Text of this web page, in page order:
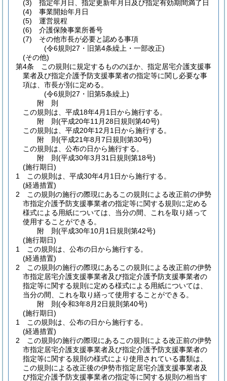
(3)
指定年月日、指定更新年月日及び指定有効期間満了日
(4)
事業開始年月日
(5)
運営規程
(6)
介護保険事業所番号
(7)
その他市長が必要と認める事項
(令6規則27・旧第4条繰上・一部改正)
(その他)
第4条
この規則に規定するもののほか、指定居宅介護支援事
業者及び指定介護予防支援事業者の指定等に関し必要な事
項は、市長が別に定める。
(令6規則27・旧第5条繰上)
附 則
この規則は、平成18年4月1日から施行する。
附 則(平成20年11月28日規則第40号)
この規則は、平成20年12月1日から施行する。
附 則(平成21年8月7日規則第30号)
この規則は、公布の日から施行する。
附 則(平成30年3月31日規則第18号)
(施行期日)
1
この規則は、平成30年4月1日から施行する。
(経過措置)
2
この規則の施行の際現にあるこの規則による改正前の伊勢
市指定介護予防支援事業者の指定等に関する規則に定める
様式による用紙については、当分の間、これを取り繕って
使用することができる。
附 則(平成30年10月1日規則第42号)
(施行期日)
1
この規則は、公布の日から施行する。
(経過措置)
2
この規則の施行の際現にあるこの規則による改正前の伊勢
市指定居宅介護支援事業者及び指定介護予防支援事業者の
指定等に関する規則に定める様式による用紙については、
当分の間、これを取り繕って使用することができる。
附 則(令和3年8月2日規則第40号)
(施行期日)
1
この規則は、公布の日から施行する。
(経過措置)
2
この規則の施行の際現にあるこの規則による改正前の伊勢
市指定居宅介護支援事業者及び指定介護予防支援事業者の
指定等に関する規則の様式により使用されている書類は、
この規則による改正後の伊勢市指定居宅介護支援事業者及
び指定介護予防支援事業者の指定等に関する規則の相当す